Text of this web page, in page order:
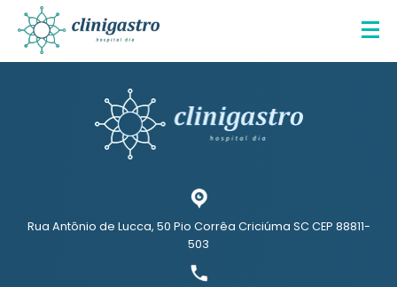
Rua Antônio de Lucca, 50 Pio Corrêa Criciúma SC CEP 88811-
503